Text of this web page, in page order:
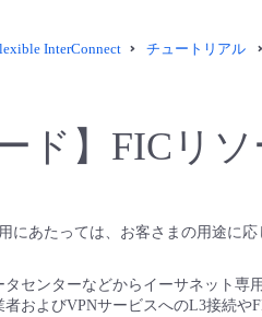
InterConnect チュートリアル
ド】FICリソ
にあたっては、お客さまの用途に応
センターなどからイーサネット専
者およびVPNサービスへのL3接続や